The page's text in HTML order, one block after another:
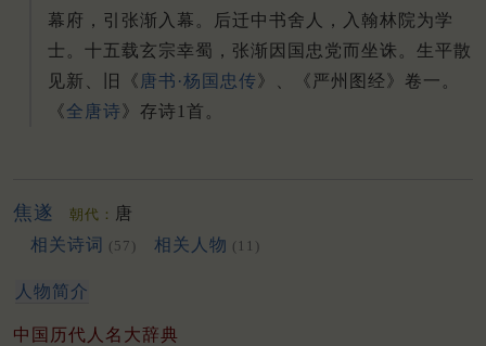
幕府，引张渐入幕。
后迁中书舍人，入翰林院为学
士。 十五载玄宗幸蜀，张渐因国忠党而坐诛。 生平散
见新、旧《 唐书·杨国忠传》、《严州图经》卷一。
《全唐诗》存诗1首。
焦遂 朝代： 唐
相关诗词 (57) 相关人物 (11)
人物简介
中国历代人名大辞典